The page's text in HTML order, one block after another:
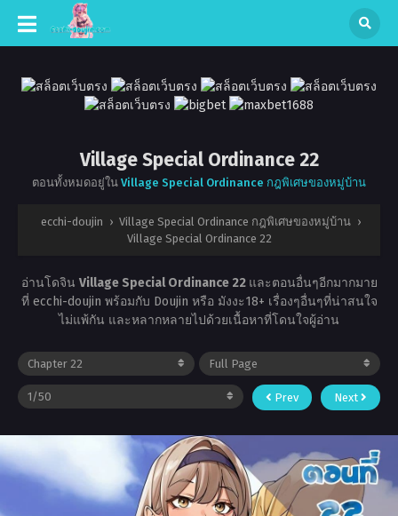
Village Special Ordinance 22
ตอนทั้งหมดอยู่ใน Village Special Ordinance กฎพิเศษของหมู่บ้าน
ecchi-doujin › Village Special Ordinance กฎพิเศษของหมู่บ้าน ›
Village Special Ordinance 22
อ่านโดจิน Village Special Ordinance 22 และตอนอื่นๆอีกมากมาย
ที่ ecchi-doujin พร้อมกับ Doujin หรือ มังงะ18+ เรื่องๆอื่นๆที่น่าสนใจ
ไม่แพ้กัน และหลากหลายไปด้วยเนื้อหาที่โดนใจผู้อ่าน
Prev Next